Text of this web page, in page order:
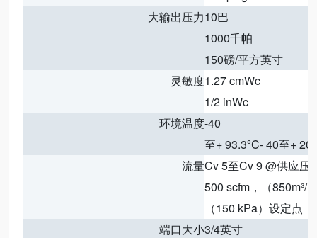
大输出压力10巴
1000千帕
150磅/平方英寸
灵敏度1.27 cmWc
1/2 inWc
环境温度-40
至+ 93.3ºC- 40至+
流量Cv 5至Cv 9 @供应
500 scfm，（850m³/
（150 kPa）设定点
端口大小3/4英寸